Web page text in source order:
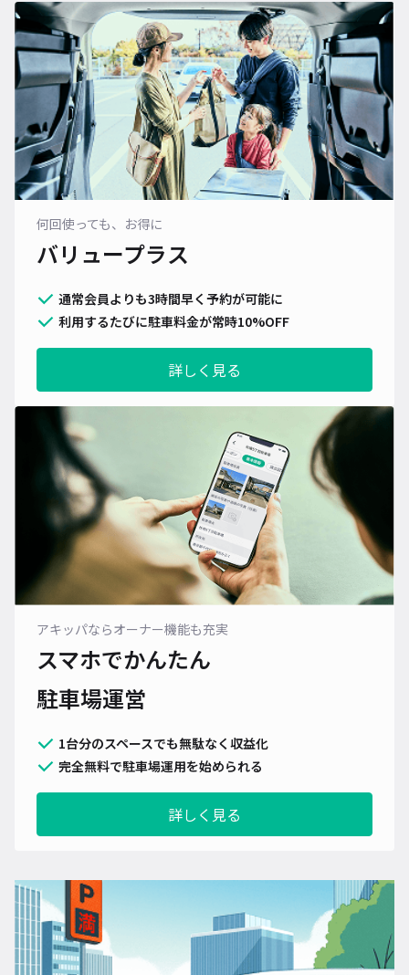
何回使っても、お得に
バリュープラス
通常会員よりも3時間早く予約が可能に
利用するたびに駐車料金が常時10%OFF
詳しく見る
アキッパならオーナー機能も充実
スマホでかんたん
駐車場運営
1台分のスペースでも無駄なく収益化
完全無料で駐車場運用を始められる
詳しく見る